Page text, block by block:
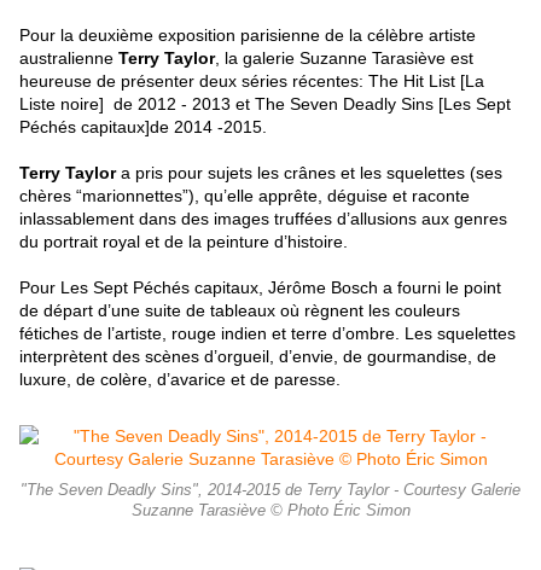
Pour la deuxième exposition parisienne de la célèbre artiste
australienne Terry Taylor, la galerie Suzanne Tarasiève est
heureuse de présenter deux séries récentes: The Hit List [La
Liste noire] de 2012 - 2013 et The Seven Deadly Sins [Les Sept
Péchés capitaux]de 2014 -2015.
Terry Taylora pris pour sujets les crânes et les squelettes (ses
chères “marionnettes”), qu’elle apprête, déguise et raconte
inlassablement dans des images truffées d’allusions aux genres
du portrait royal et de la peinture d’histoire.
Pour Les Sept Péchés capitaux, Jérôme Bosch a fourni le point
de départ d’une suite de tableaux où règnent les couleurs
fétiches de l’artiste, rouge indien et terre d’ombre. Les squelettes
interprètent des scènes d’orgueil, d’envie, de gourmandise, de
luxure, de colère, d’avarice et de paresse.
"The Seven Deadly Sins", 2014-2015 de Terry Taylor - Courtesy Galerie
Suzanne Tarasiève © Photo Éric Simon